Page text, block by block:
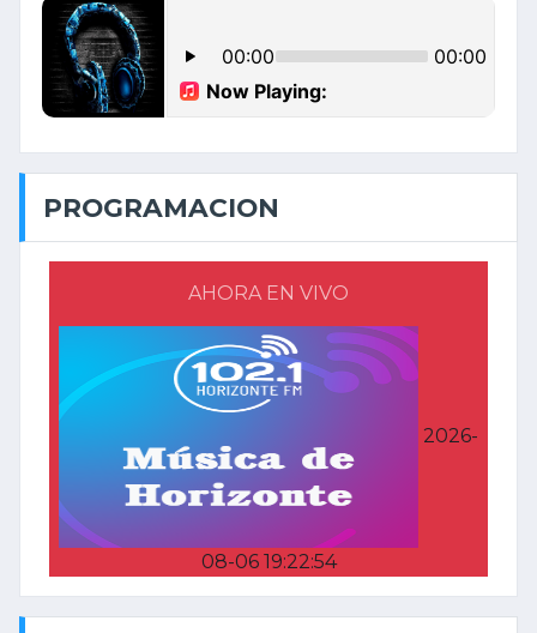
PROGRAMACION
AHORA EN VIVO
2026-
08-06 19:22:54